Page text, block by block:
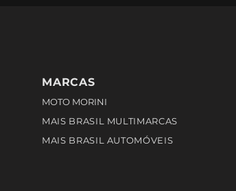
MARCAS
MOTO MORINI
MAIS BRASIL MULTIMARCAS
MAIS BRASIL AUTOMÓVEIS